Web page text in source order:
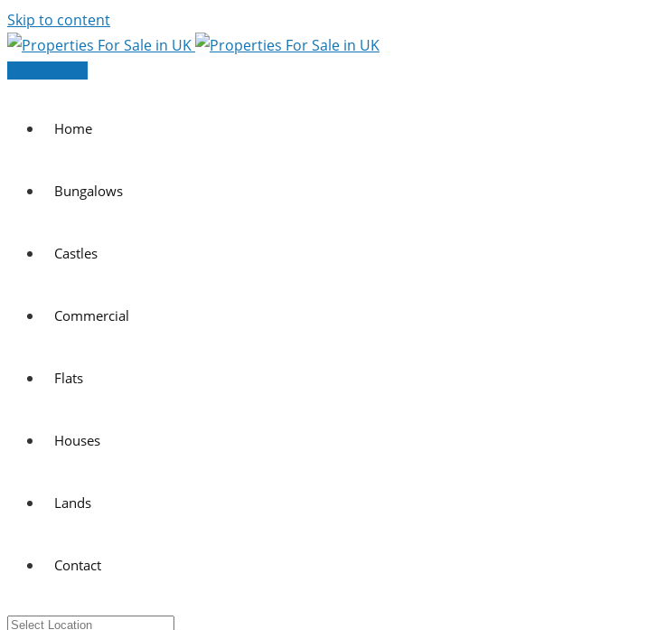
Skip to content
Home
Bungalows
Castles
Commercial
Flats
Houses
Lands
Contact